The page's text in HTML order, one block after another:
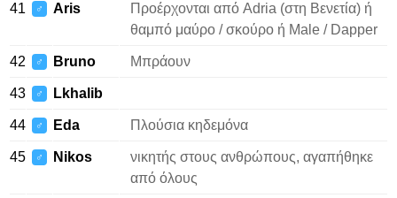
41 ♂ Aris
Προέρχονται από Adria (στη Βενετία) ή
θαμπό μαύρο / σκούρο ή Male / Dapper
42 ♂ Bruno Μπράουν
43 ♂ Lkhalib
44 ♂ Eda Πλούσια κηδεμόνα
45 ♂ Nikos
νικητής στους ανθρώπους, αγαπήθηκε
από όλους